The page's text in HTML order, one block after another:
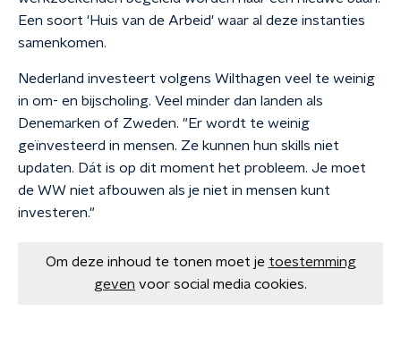
Een soort 'Huis van de Arbeid' waar al deze instanties
samenkomen.
Nederland investeert volgens Wilthagen veel te weinig
in om- en bijscholing. Veel minder dan landen als
Denemarken of Zweden. " Er wordt te weinig
geïnvesteerd in mensen. Ze kunnen hun skills niet
updaten. Dát is op dit moment het probleem. Je moet
de WW niet afbouwen als je niet in mensen kunt
investeren."
Om deze inhoud te tonen moet je toestemming
geven voor social media cookies.